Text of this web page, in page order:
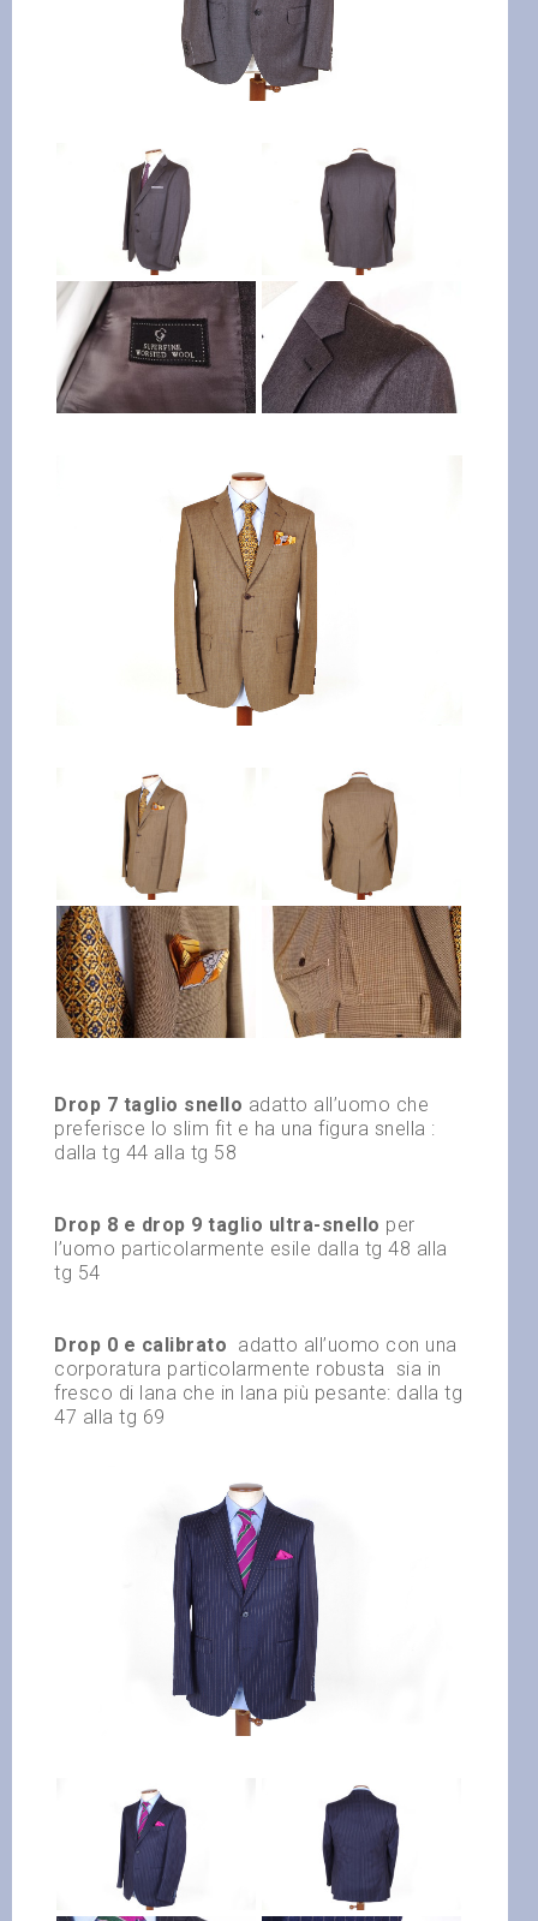
Drop 7 taglio snello adatto all’uomo che
preferisce lo slim fit e ha una figura snella :
dalla tg 44 alla tg 58
Drop 8 e drop 9 taglio ultra-snello per
l’uomo particolarmente esile dalla tg 48 alla
tg 54
Drop 0 e calibrato adatto all’uomo con una
corporatura particolarmente robusta
sia in
fresco di lana che in lana più pesante: dalla tg
47 alla tg 69